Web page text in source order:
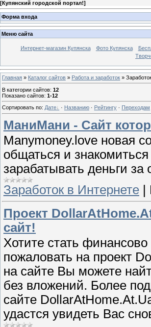
[Купянский городской портал!]
Форма входа
Меню сайта
Интернет-магазин Купянска Фото Купянска
Главная » Каталог сайтов » Работа и заработок »
В категории сайтов: 12
Показано сайтов: 1-12
Сортировать по: Дате · Названию · Рейтингу · Переходам
МаниМани - Сайт
Manymoney.love новая
общаться и
зарабатывать деньги за
Заработок в Интернете
Проект
сайт!
Хотите стать
пожаловать на проект
на сайте Вы можете
без вложений. Более
сайте
удастся увидеть Вас